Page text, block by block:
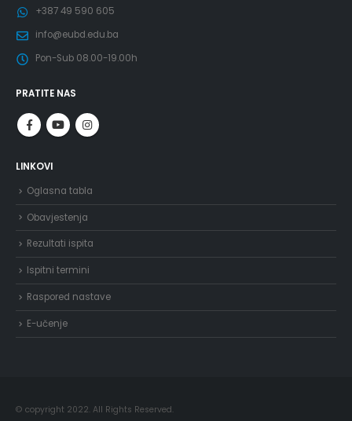
+387 49 590 605
info@eubd.edu.ba
Pon-Sub 08.00-19.00h
PRATITE NAS
LINKOVI
Oglasna tabla
Obavjestenja
Rezultati ispita
Ispitni termini
Raspored nastave
E-učenje
© copyright 2022. All Rights Reserved.